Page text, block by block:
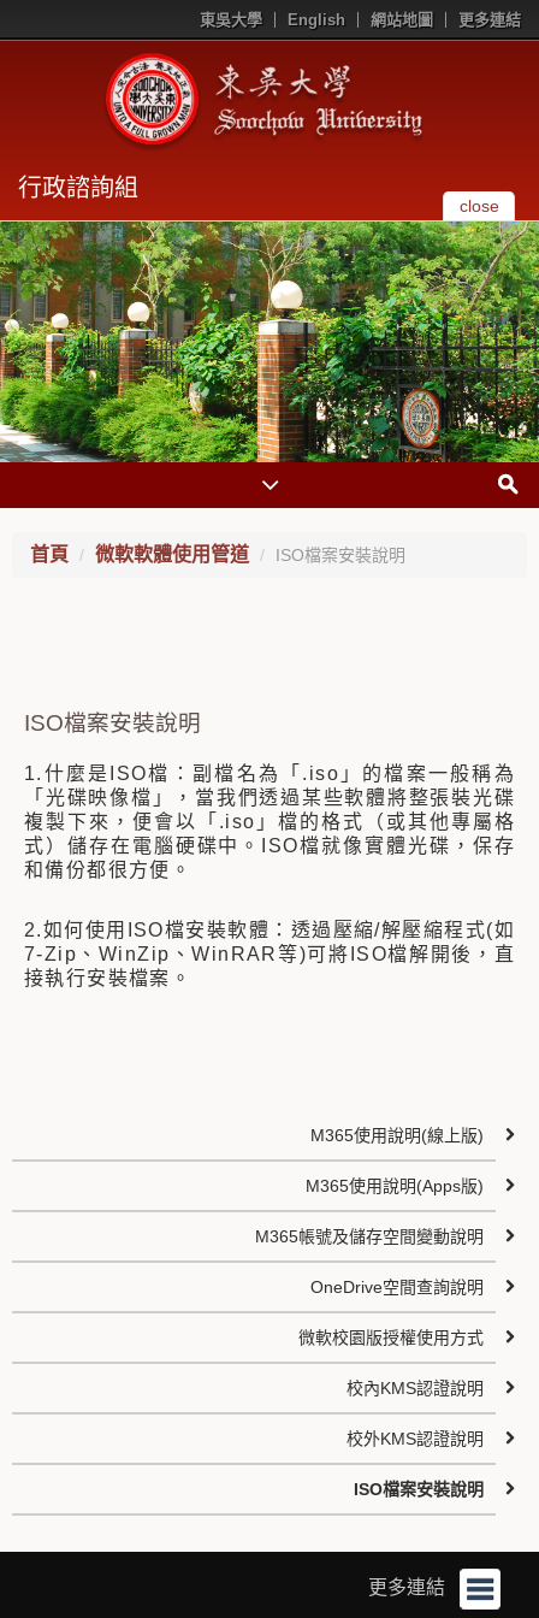
東吳大學 English 網站地圖 更多連結
行政諮詢組
close
首頁 微軟軟體使用管道 ISO檔案安裝說明
ISO檔案安裝說明
1.什麼是ISO檔：副檔名為「.iso」的檔案一般稱為
「光碟映像檔」，當我們透過某些軟體將整張裝光碟
複製下來，便會以「.iso」檔的格式（或其他專屬格
式）儲存在電腦硬碟中。ISO檔就像實體光碟，保存
和備份都很方便。
2.如何使用ISO檔安裝軟體：透過壓縮/解壓縮程式(如
7-Zip、WinZip、WinRAR等)可將ISO檔解開後，直
接執行安裝檔案。
M365使用說明(線上版)
M365使用說明(Apps版)
M365帳號及儲存空間變動說明
OneDrive空間查詢說明
微軟校園版授權使用方式
校內KMS認證說明
校外KMS認證說明
ISO檔案安裝說明
更多連結